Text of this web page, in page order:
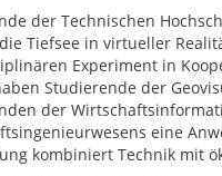
der Technischen
Tiefsee in virtueller
Experiment in
Studierende der
der
eine
kombiniert Technik mit